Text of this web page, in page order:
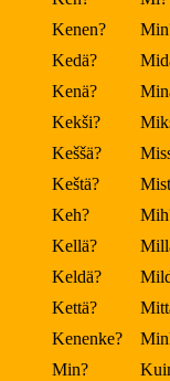
Kenen?
Kedä?
Kenä?
Kekši?
Keššä?
Keštä?
Keh?
Kellä?
Keldä?
Kettä?
Kenenke?
Min?